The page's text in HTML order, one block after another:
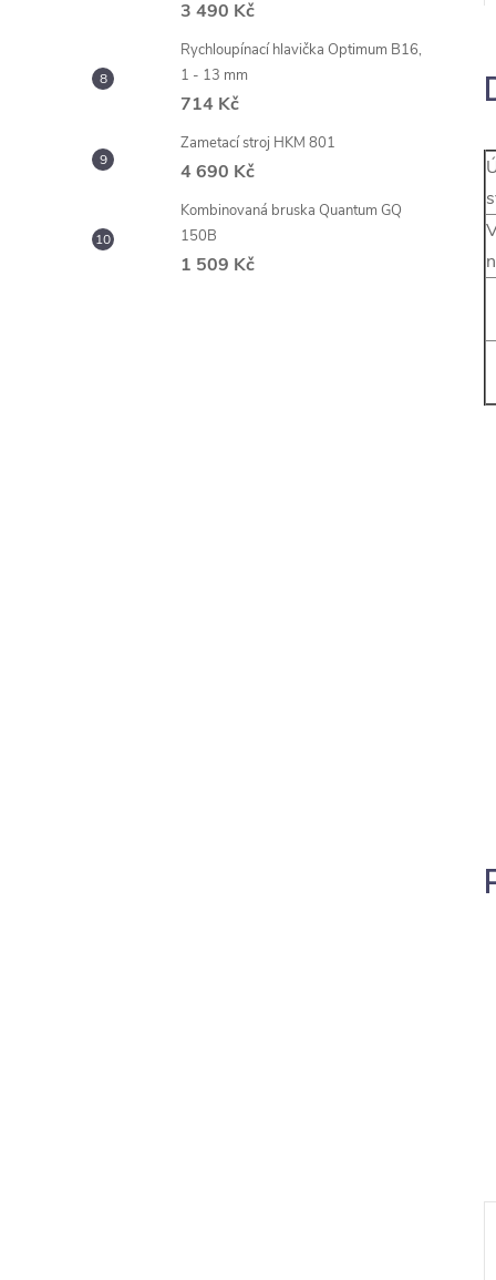
3 490 Kč
Rychloupínací hlavička Optimum B16,
1 - 13 mm
714 Kč
Zametací stroj HKM 801
4 690 Kč
Kombinovaná bruska Quantum GQ
150B
1 509 Kč